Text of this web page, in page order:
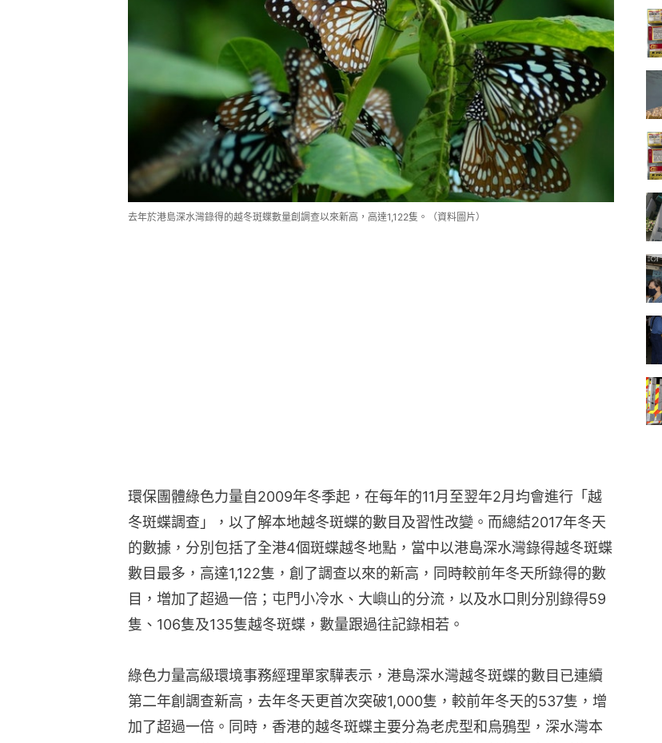
去年於港島深水灣錄得的越冬斑蝶數量創調查以來新高，高達1,122隻。（資料圖片）
環保團體綠色力量自2009年冬季起，在每年的11月至翌年2月均會進行「越
冬斑蝶調查」，以了解本地越冬斑蝶的數目及習性改變。而總結2017年冬天
的數據，分別包括了全港4個斑蝶越冬地點，當中以港島深水灣錄得越冬斑蝶
數目最多，高達1,122隻，創了調查以來的新高，同時較前年冬天所錄得的數
目，増加了超過一倍；屯門小冷水、大嶼山的分流，以及水口則分別錄得59
隻、106隻及135隻越冬斑蝶，數量跟過往記錄相若。
綠色力量高級環境事務經理單家驊表示，港島深水灣越冬斑蝶的數目已連續
第二年創調查新高，去年冬天更首次突破1,000隻，較前年冬天的537隻，增
加了超過一倍。同時，香港的越冬斑蝶主要分為老虎型和烏鴉型，深水灣本